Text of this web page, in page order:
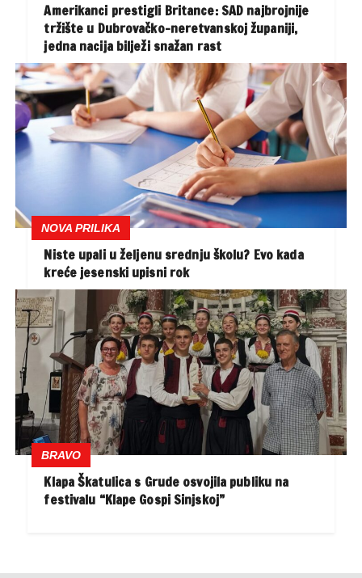
Amerikanci prestigli Britance: SAD najbrojnije
tržište u Dubrovačko-neretvanskoj županiji,
jedna nacija bilježi snažan rast
NOVA PRILIKA
Niste upali u željenu srednju školu? Evo kada
kreće jesenski upisni rok
BRAVO
Klapa Škatulica s Grude osvojila publiku na
festivalu “Klape Gospi Sinjskoj”